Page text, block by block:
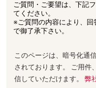
ご質問・ご要望は、下記
てください。
※ご質問の内容により、
で御了承下さい。
このページは、暗号化通
されております。 ご用件
信していただけます。弊